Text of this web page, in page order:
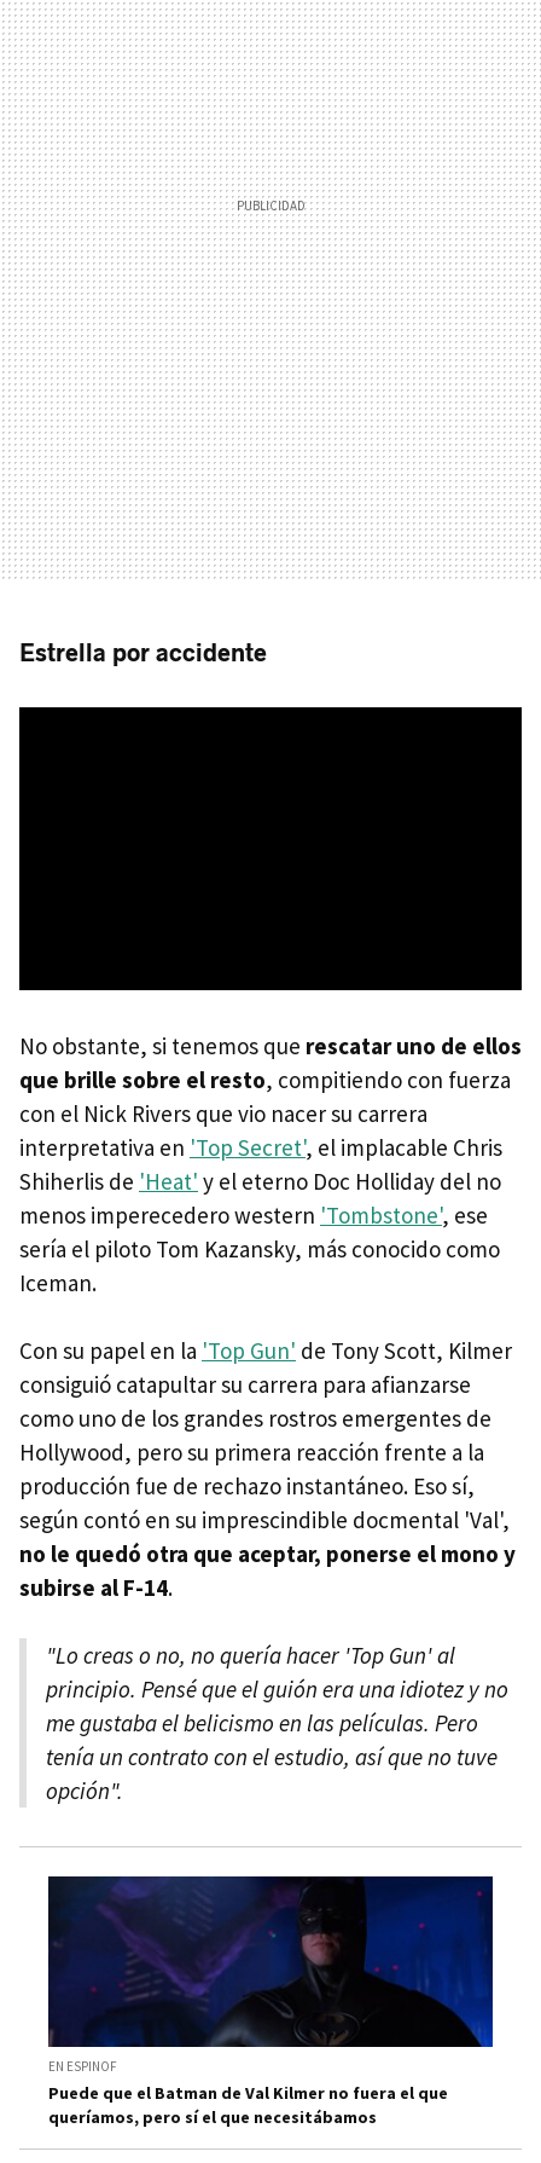
Estrella por accidente
No obstante, si tenemos que rescatar uno de ellos
que brille sobre el resto, compitiendo con fuerza
con el Nick Rivers que vio nacer su carrera
interpretativa en 'Top Secret', el implacable Chris
Shiherlis de 'Heat' y el eterno Doc Holliday del no
menos imperecedero western 'Tombstone', ese
sería el piloto Tom Kazansky, más conocido como
Iceman.
Con su papel en la 'Top Gun' de Tony Scott, Kilmer
consiguió catapultar su carrera para afianzarse
como uno de los grandes rostros emergentes de
Hollywood, pero su primera reacción frente a la
producción fue de rechazo instantáneo. Eso sí,
según contó en su imprescindible docmental 'Val',
no le quedó otra que aceptar, ponerse el mono y
subirse al F-14.
"Lo creas o no, no quería hacer 'Top Gun' al
principio. Pensé que el guión era una idiotez y no
me gustaba el belicismo en las películas. Pero
tenía un contrato con el estudio, así que no tuve
opción".
EN ESPINOF
Puede que el Batman de Val Kilmer no fuera el que
queríamos, pero sí el que necesitábamos